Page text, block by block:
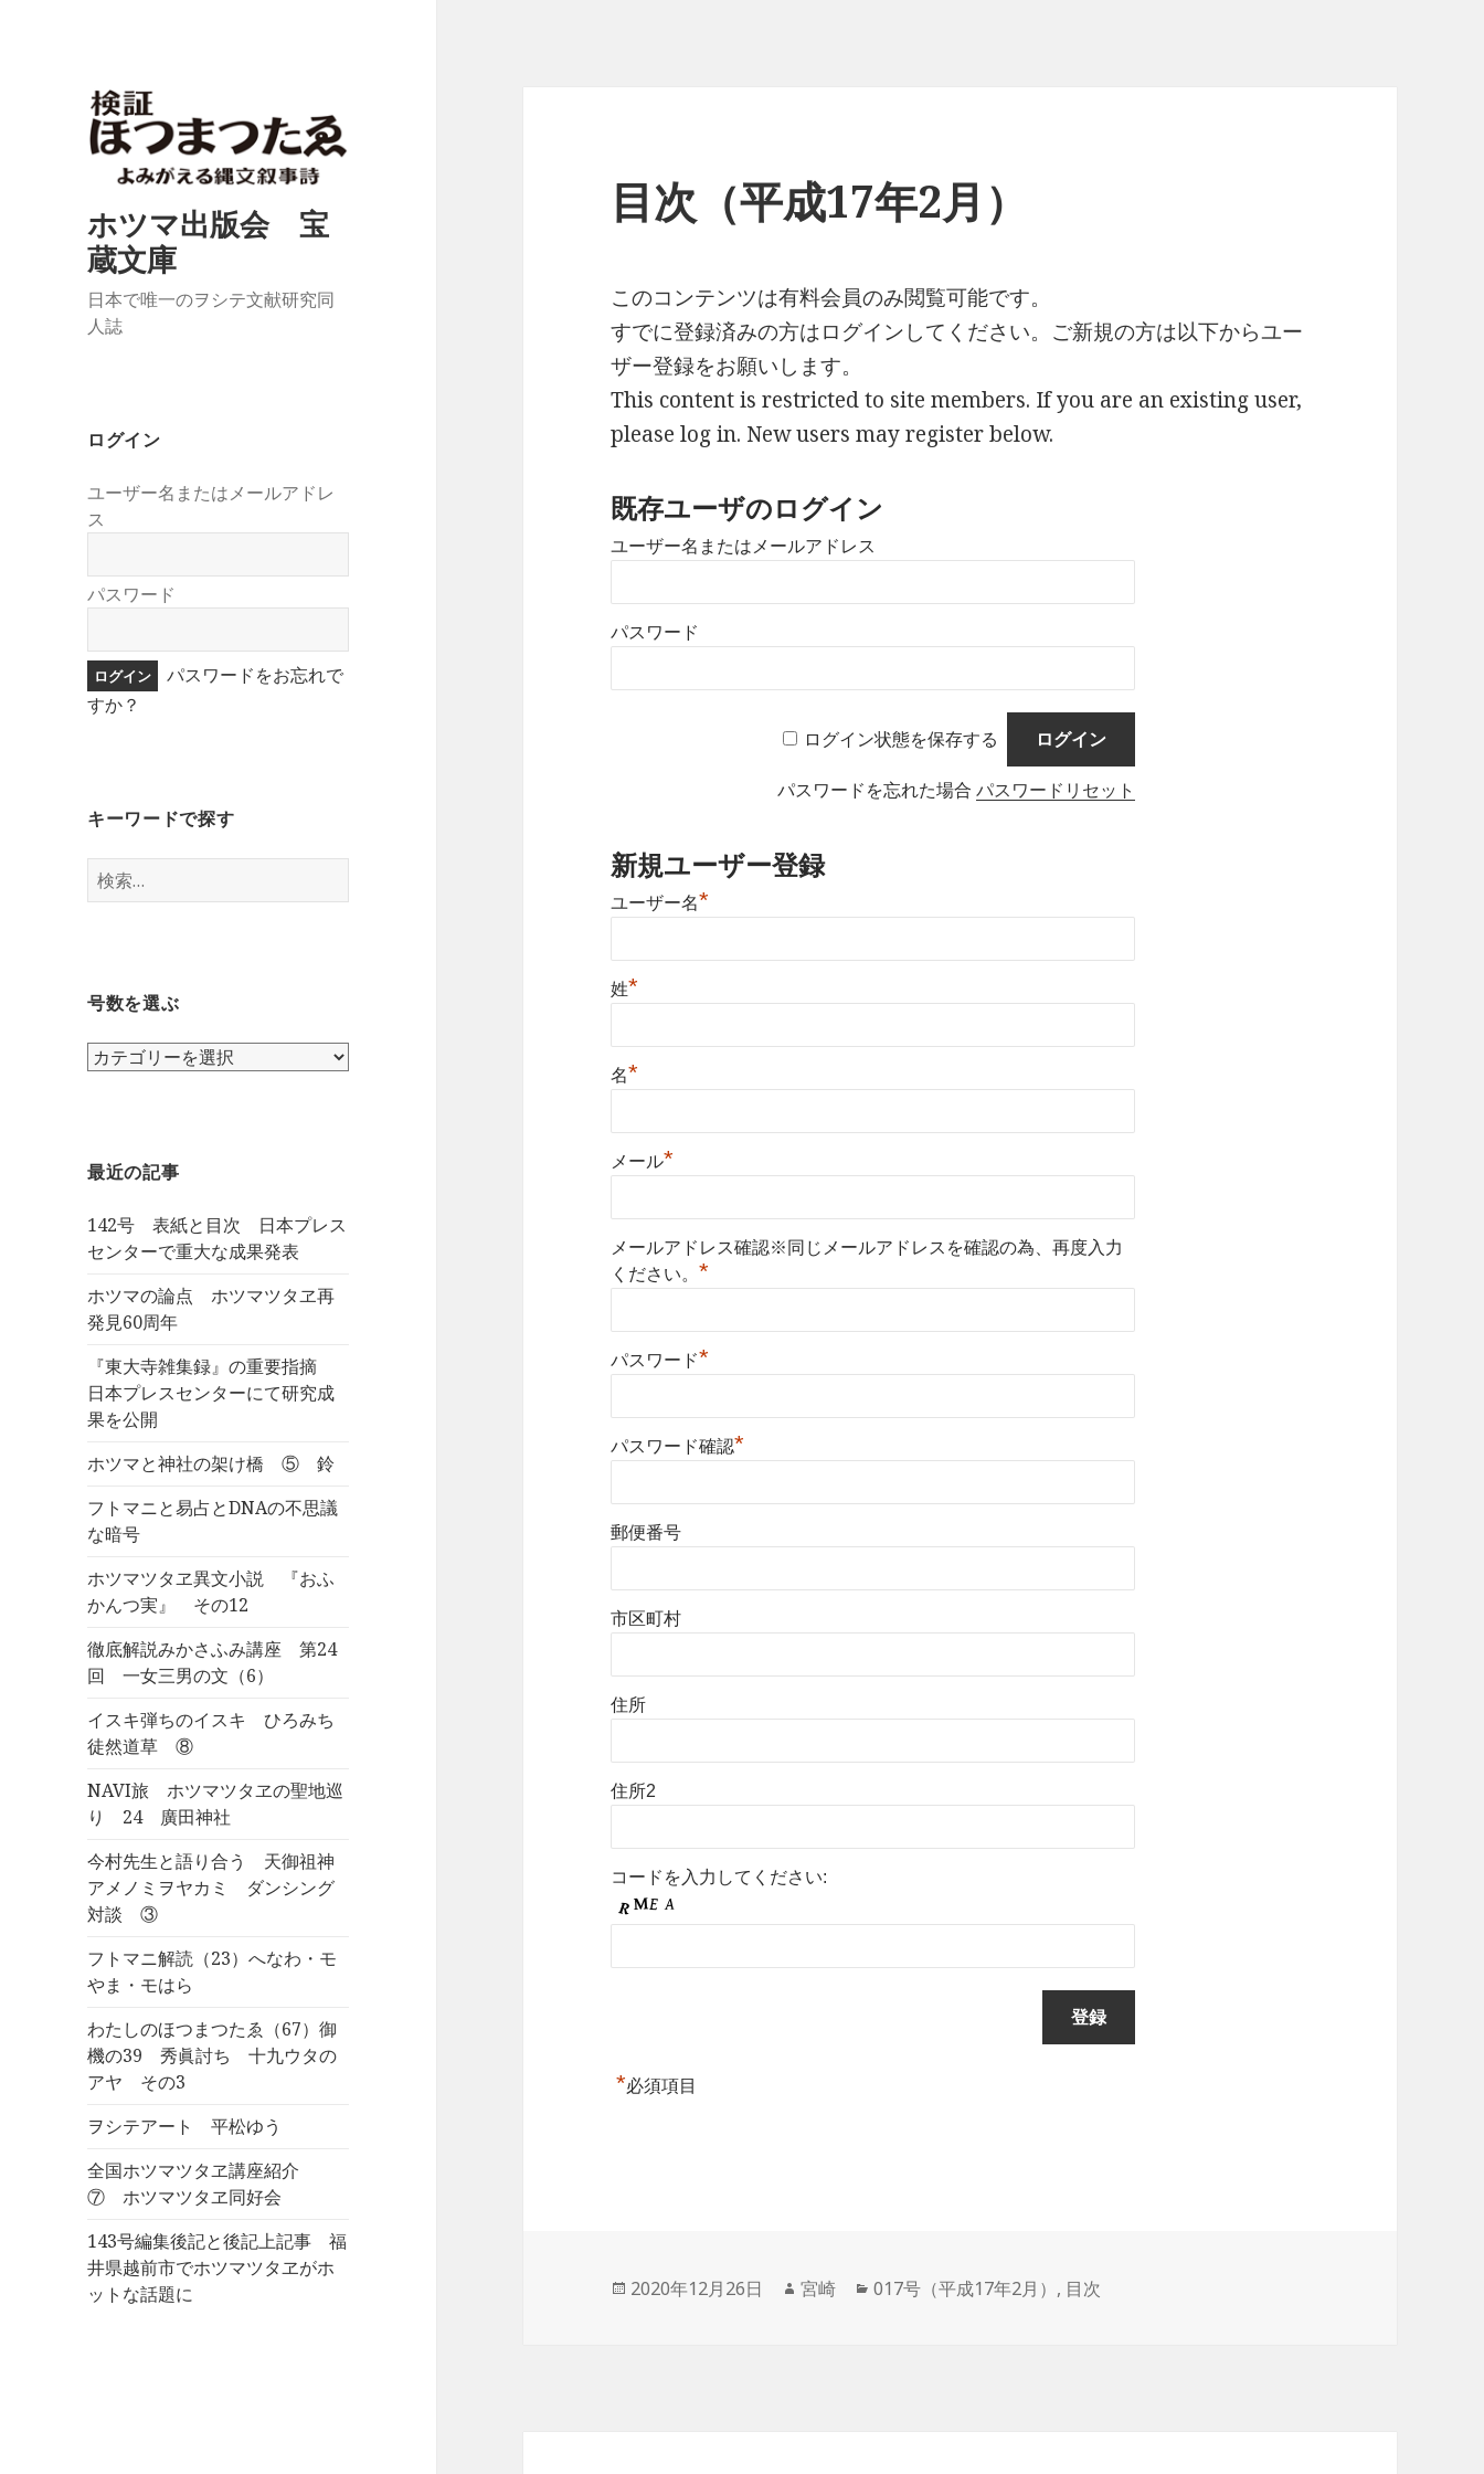
ホツマ出版会 宝
蔵文庫
日本で唯一のヲシテ文献研究同
人誌
ログイン
ユーザー名またはメールアドレ
ス
パスワード
パスワードをお忘れで
すか？
キーワードで探す
検
索:
号数を選ぶ
号
ぶ
最近の記事
142号 表紙と目次 日本プレス
センターで重大な成果発表
ホツマの論点 ホツマツタヱ再
発見60周年
『東大寺雑集録』の重要指摘
日本プレスセンターにて研究成
果を公開
ホツマと神社の架け橋 ⑤ 鈴
フトマニと易占とDNAの不思議
な暗号
ホツマツタヱ異文小説 『おふ
かんつ実』 その12
徹底解説みかさふみ講座 第24
回 一女三男の文（6）
イスキ弾ちのイスキ ひろみち
徒然道草 ⑧
NAVI旅 ホツマツタヱの聖地巡
り 24 廣田神社
今村先生と語り合う 天御祖神
アメノミヲヤカミ ダンシング
対談 ③
フトマニ解読（23）へなわ・モ
やま・モはら
わたしのほつまつたゑ（67）御
機の39 秀眞討ち 十九ウタの
アヤ その3
ヲシテアート 平松ゆう
全国ホツマツタヱ講座紹介
⑦ ホツマツタヱ同好会
143号編集後記と後記上記事 福
井県越前市でホツマツタヱがホ
ットな話題に
目次（平成17年2月）
このコンテンツは有料会員のみ閲覧可能です。
すでに登録済みの方はログインしてください。ご新規の方は以下からユー
ザー登録をお願いします。
This content is restricted to site members. If you are an existing user,
please log in. New users may register below.
既存ユーザのログイン
ユーザー名またはメールアドレス
パスワード
ログイン状態を保存する
パスワードを忘れた場合 パスワードリセット
新規ユーザー登録
ユーザー名*
姓*
名*
メール*
メールアドレス確認※同じメールアドレスを確認の為、再度入力
ください。*
パスワード*
パスワード確認*
郵便番号
市区町村
住所
住所2
コードを入力してください:
*必須項目
投
2020年12月26日
作
宮崎
カ
017号（平成17年2月） , 目次